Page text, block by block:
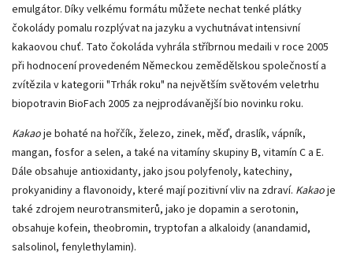
emulgátor. Díky velkému formátu můžete nechat tenké plátky
čokolády pomalu rozplývat na jazyku a vychutnávat intensivní
kakaovou chuť. Tato čokoláda vyhrála stříbrnou medaili v roce 2005
při hodnocení provedeném Německou zemědělskou společností a
zvítězila v kategorii "Trhák roku" na největším světovém veletrhu
biopotravin BioFach 2005 za nejprodávanější bio novinku roku.
Kakaoje bohaté na hořčík, železo, zinek, měď, draslík, vápník,
mangan, fosfor a selen, a také na vitamíny skupiny B, vitamín C a E.
Dále obsahuje antioxidanty, jako jsou polyfenoly, katechiny,
prokyanidiny a flavonoidy, které mají pozitivní vliv na zdraví. Kakaoje
také zdrojem neurotransmiterů, jako je dopamin a serotonin,
obsahuje kofein, theobromin, tryptofan a alkaloidy (anandamid,
salsolinol, fenylethylamin).